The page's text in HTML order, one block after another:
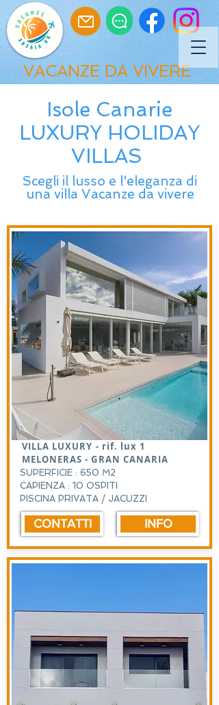
VACANZE DA VIVERE
Isole Canarie
LUXURY HOLIDAY
VILLAS
Scegli il lusso e l'eleganza di
una villa Vacanze da vivere
VILLA LUXURY - rif. lux 1
MELONERAS - GRAN CANARIA
SUPERFICIE : 650 M2
CAPIENZA : 10 OSPITI
PISCINA PRIVATA / JACUZZI
CONTATTI INFO